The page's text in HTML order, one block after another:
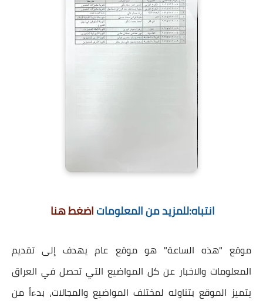
انتباه:للمزيد من المعلوماتاضغط هنا
موقع "هذه الساعة" هو موقع عام يهدف إلى تقديم
المعلومات والاخبار عن كل المواضيع التي تحصل في العراق
يتميز الموقع بتناوله لمختلف المواضيع والمجالات، بدءاً من